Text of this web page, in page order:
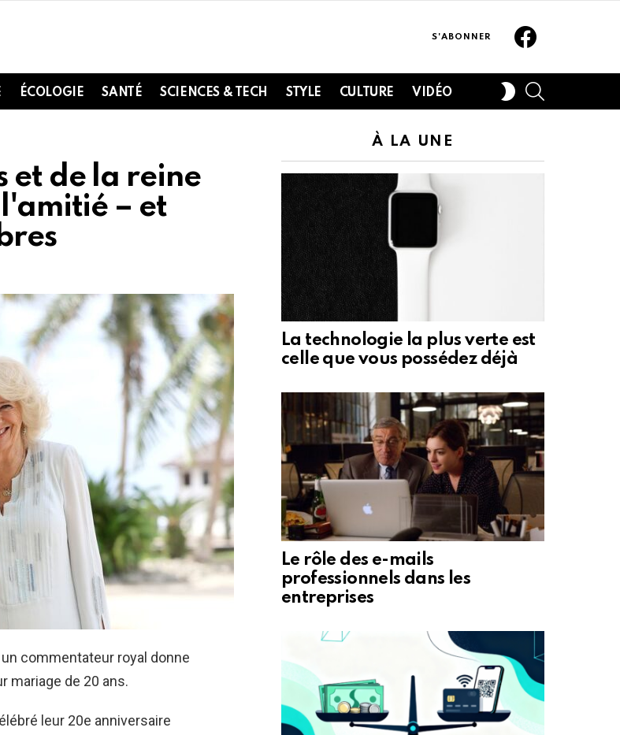
S'ABONNER
ÉCOLOGIE SANTÉ SCIENCES & TECH STYLE CULTURE VIDÉO
SWITCH
SKIN
et de la reine
– et
commentateur royal donne
mariage de 20 ans.
leur 20e anniversaire
À LA UNE
La technologie la plus verte est
celle que vous possédez déjà
Le rôle des e-mails
professionnels dans les
entreprises